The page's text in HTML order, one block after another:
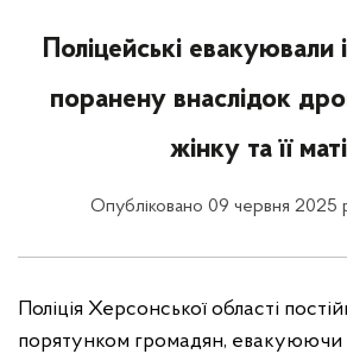
Поліцейські евакуювали
поранену внаслідок
жінку та її
Опубліковано 09 червня 2025
Поліція Херсонської області
порятунком громадян, евакуюючи